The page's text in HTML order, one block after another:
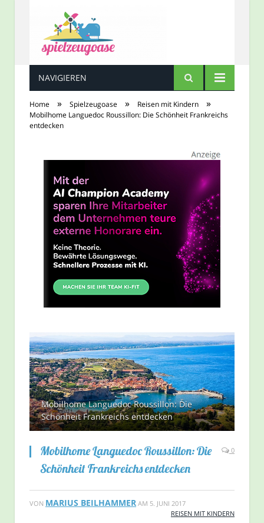
Spielzeugoase
NAVIGIEREN
Home » Spielzeugoase » Reisen mit Kindern »
Mobilhome Languedoc Roussillon: Die Schönheit Frankreichs
entdecken
Mobilhome Languedoc Roussillon: Die
Schönheit Frankreichs entdecken
Mobilhome Languedoc Roussillon: Die
Schönheit Frankreichs entdecken
0
VON MARIUS BEILHAMMER AM 5. JUNI 2017
REISEN MIT KINDERN